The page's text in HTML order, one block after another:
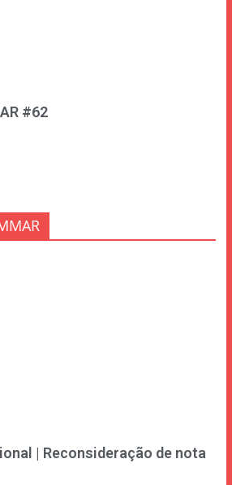
#62
| Reconsideração de nota